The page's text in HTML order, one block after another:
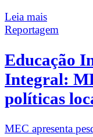
Leia mais
Reportagem
Educação
Integral:
políticas
MEC apresenta